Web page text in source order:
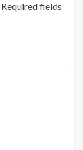
Required fields